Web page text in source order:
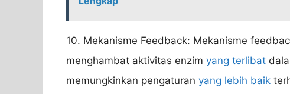
10. Mekanisme Feedback: Mekanisme
menghambat aktivitas enzim yang terlibat
memungkinkan pengaturan yang lebih baik